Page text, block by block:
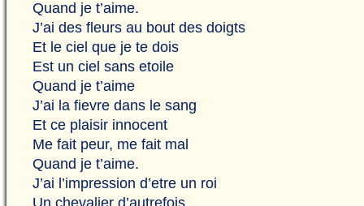
Quand je t’aime.
J’ai des fleurs au bout des doigts
Et le ciel que je te dois
Est un ciel sans etoile
Quand je t’aime
J’ai la fievre dans le sang
Et ce plaisir innocent
Me fait peur, me fait mal
Quand je t’aime.
J’ai l’impression d’etre un roi
Un chevalier d’autrefois